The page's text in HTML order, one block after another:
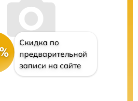
Скидка по
предварительной
записи на сайте